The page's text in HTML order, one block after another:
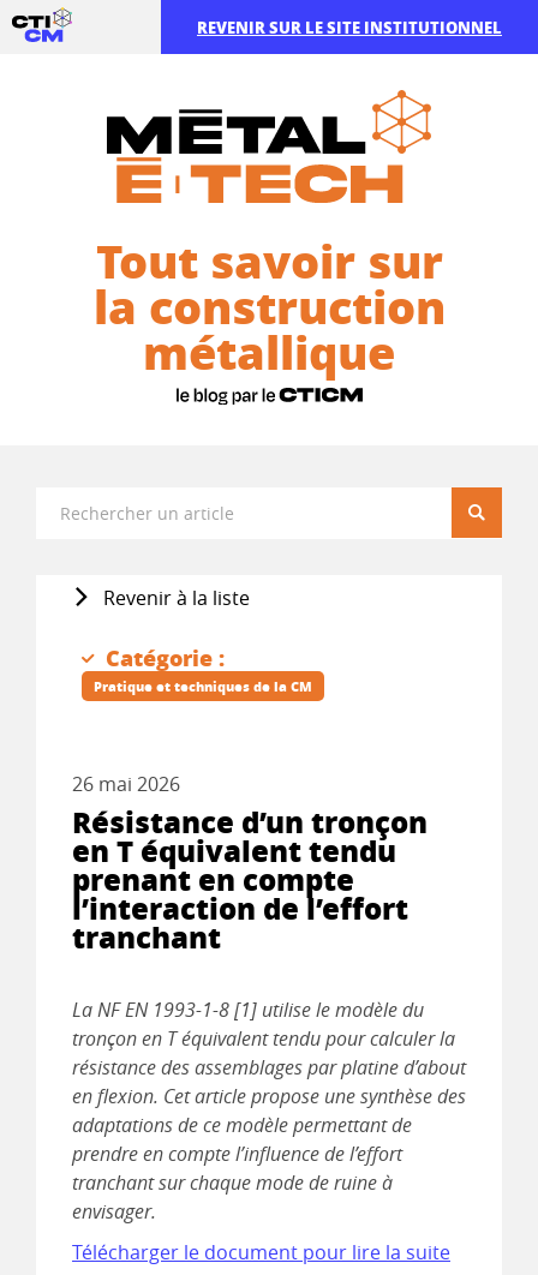
Tout savoir sur
la construction
métallique
REVENIR SUR LE SITE INSTITUTIONNEL
Revenir à la liste
Catégorie :
Pratique et techniques de la CM
26 mai 2026
Résistance d’un tronçon
en T équivalent tendu
prenant en compte
l’interaction de l’effort
tranchant
La NF EN 1993-1-8 [1] utilise le modèle du
tronçon en T équivalent tendu pour calculer la
résistance des assemblages par platine d’about
en flexion. Cet article propose une synthèse des
adaptations de ce modèle permettant de
prendre en compte l’influence de l’effort
tranchant sur chaque mode de ruine à
envisager.
Télécharger le document pour lire la suite